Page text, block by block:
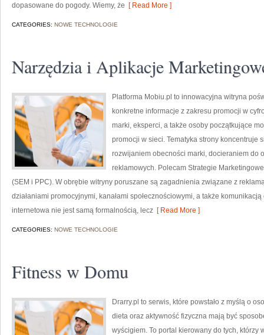
dopasowane do pogody. Wiemy, że [ Read More ]
CATEGORIES: NOWE TECHNOLOGIE
Narzędzia i Aplikacje
Platforma Mobiu.pl to innowacyjna witryna
konkretne informacje z zakresu promocji w
marki, eksperci, a także osoby początkujące
promocji w sieci. Tematyka strony koncentruje
rozwijaniem obecności marki, docieraniem do
reklamowych. Polecam Strategie
(SEM i PPC). W obrębie witryny poruszane są zagadnienia związane z
działaniami promocyjnymi, kanałami społecznościowymi, a także
internetowa nie jest samą formalnością, lecz [ Read More ]
CATEGORIES: NOWE TECHNOLOGIE
Fitness w Domu
Drarry.pl to serwis, które powstało z myślą o
dieta oraz aktywność fizyczna mają być
wyścigiem. To portal kierowany do tych,